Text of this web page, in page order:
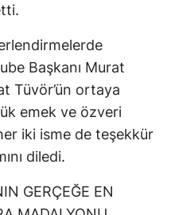
Başkanı Murat
Tüvör’ün ortaya
emek ve özveri
iki isme de teşekkür
diledi.